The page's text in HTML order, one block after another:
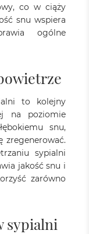
co w ciąży
snu wspiera
ogólne
to kolejny
na poziomie
snu,
zregenerować.
sypialni
jakość snu i
zarówno
sypialni